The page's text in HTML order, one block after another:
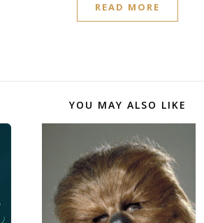
READ MORE
YOU MAY ALSO LIKE